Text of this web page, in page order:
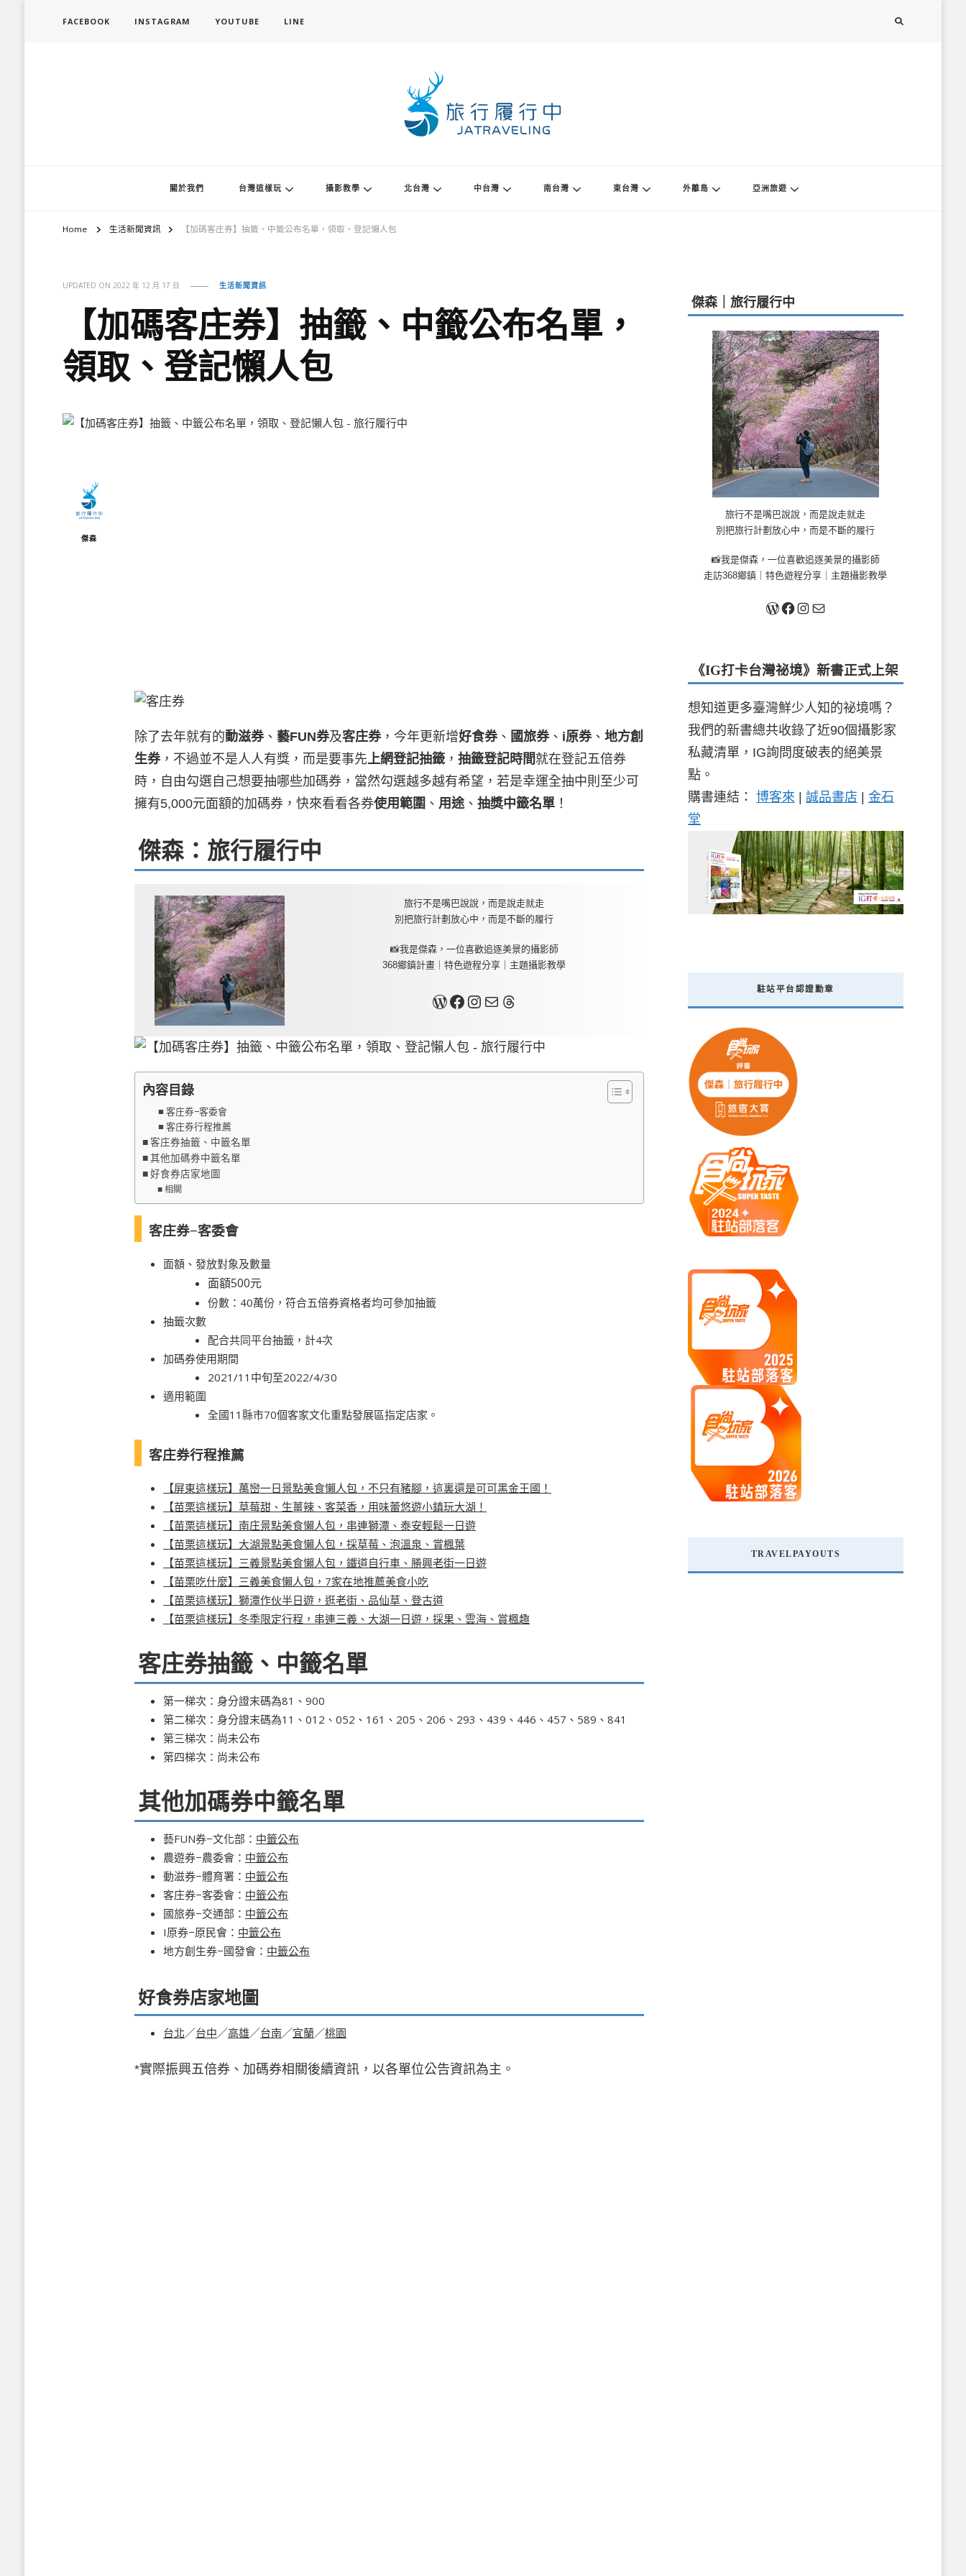
FACEBOOK INSTAGRAM YOUTUBE LINE
關於我們 台灣這樣玩 攝影教學 北台灣 中台灣 南台灣 東台灣 外離島 亞洲旅遊
Home 生活新聞資訊 【加碼客庄券】抽籤、中籤公布名單，領取、登記懶人包
UPDATED ON 2022 年 12 月 17 日 生活新聞資訊
【加碼客庄券】抽籤、中籤公布名單，
領取、登記懶人包
傑森
除了去年就有的動滋券、 藝FUN券及客庄券，今年更新增好食券、 國旅券、 i原券、 地方創
生券，不過並不是人人有獎，而是要事先 上網登記抽籤， 抽籤登記時間 就在登記五倍券
時，自由勾選自己想要抽哪些加碼券，當然勾選越多越有希望，若是幸運全抽中則至少可
擁有5,000元面額的加碼券，快來看看各券使用範圍 、 用途、 抽獎中籤名單！
傑森：旅行履行中
旅行不是嘴巴說說，而是說走就走
別把旅行計劃放心中，而是不斷的履行
📸我是傑森，一位喜歡追逐美景的攝影師
368鄉鎮計畫｜特色遊程分享｜主題攝影教學
關於我Facebook InstagramMail Threads
內容目錄
客庄券−客委會
客庄券行程推薦
客庄券抽籤、中籤名單
其他加碼券中籤名單
好食券店家地圖
相關
客庄券−客委會
面額、發放對象及數量
面額500元
份數：40萬份，符合五倍券資格者均可參加抽籤
抽籤次數
配合共同平台抽籤，計4次
加碼券使用期間
2021/11中旬至2022/4/30
適用範圍
全國11縣市70個客家文化重點發展區指定店家。
客庄券行程推薦
【屏東這樣玩】萬巒一日景點美食懶人包，不只有豬腳，這裏還是可可黑金王國！
【苗栗這樣玩】草莓甜、生薑辣、客菜香，用味蕾悠遊小鎮玩大湖！
【苗栗這樣玩】南庄景點美食懶人包，串連獅潭、泰安輕鬆一日遊
【苗栗這樣玩】大湖景點美食懶人包，採草莓、泡溫泉、賞楓葉
【苗栗這樣玩】三義景點美食懶人包，鐵道自行車、勝興老街一日遊
【苗栗吃什麼】三義美食懶人包，7家在地推薦美食小吃
【苗栗這樣玩】獅潭作伙半日遊，逛老街、品仙草、登古道
【苗栗這樣玩】冬季限定行程，串連三義、大湖一日遊，採果、雲海、賞楓趣
客庄券抽籤、中籤名單
第一梯次：身分證末碼為81、900
第二梯次：身分證末碼為11、012、052、161、205、206、293、439、446、457、589、841
第三梯次：尚未公布
第四梯次：尚未公布
其他加碼券中籤名單
藝FUN券−文化部： 中籤公布
農遊券−農委會： 中籤公布
動滋券−體育署： 中籤公布
客庄券−客委會： 中籤公布
國旅券−交通部： 中籤公布
I原券−原民會： 中籤公布
地方創生券−國發會： 中籤公布
好食券店家地圖
台北／台中／高雄／台南／宜蘭／桃園
*實際振興五倍券、加碼券相關後續資訊，以各單位公告資訊為主。
傑森｜旅行履行中
旅行不是嘴巴說說，而是說走就走
別把旅行計劃放心中，而是不斷的履行
📸我是傑森，一位喜歡追逐美景的攝影師
走訪368鄉鎮｜特色遊程分享｜主題攝影教學
關於我 Facebook
Instagram
《IG打卡台灣祕境》新書正式上架
想知道更多臺灣鮮少人知的祕境嗎？
我們的新書總共收錄了近90個攝影家
私藏清單，IG詢問度破表的絕美景
點。
購書連結： 博客來 | 誠品書店 | 金石
堂
駐站平台認證勳章
TRAVELPAYOUTS